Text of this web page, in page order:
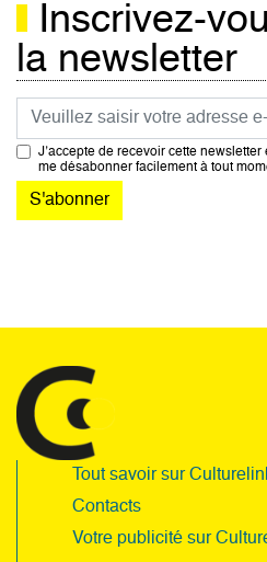
Inscrivez-
la newsletter
Courriel
J’accepte de recevoir cette
me désabonner facilement à tout
Tout savoir sur
Contacts
Votre publicité sur